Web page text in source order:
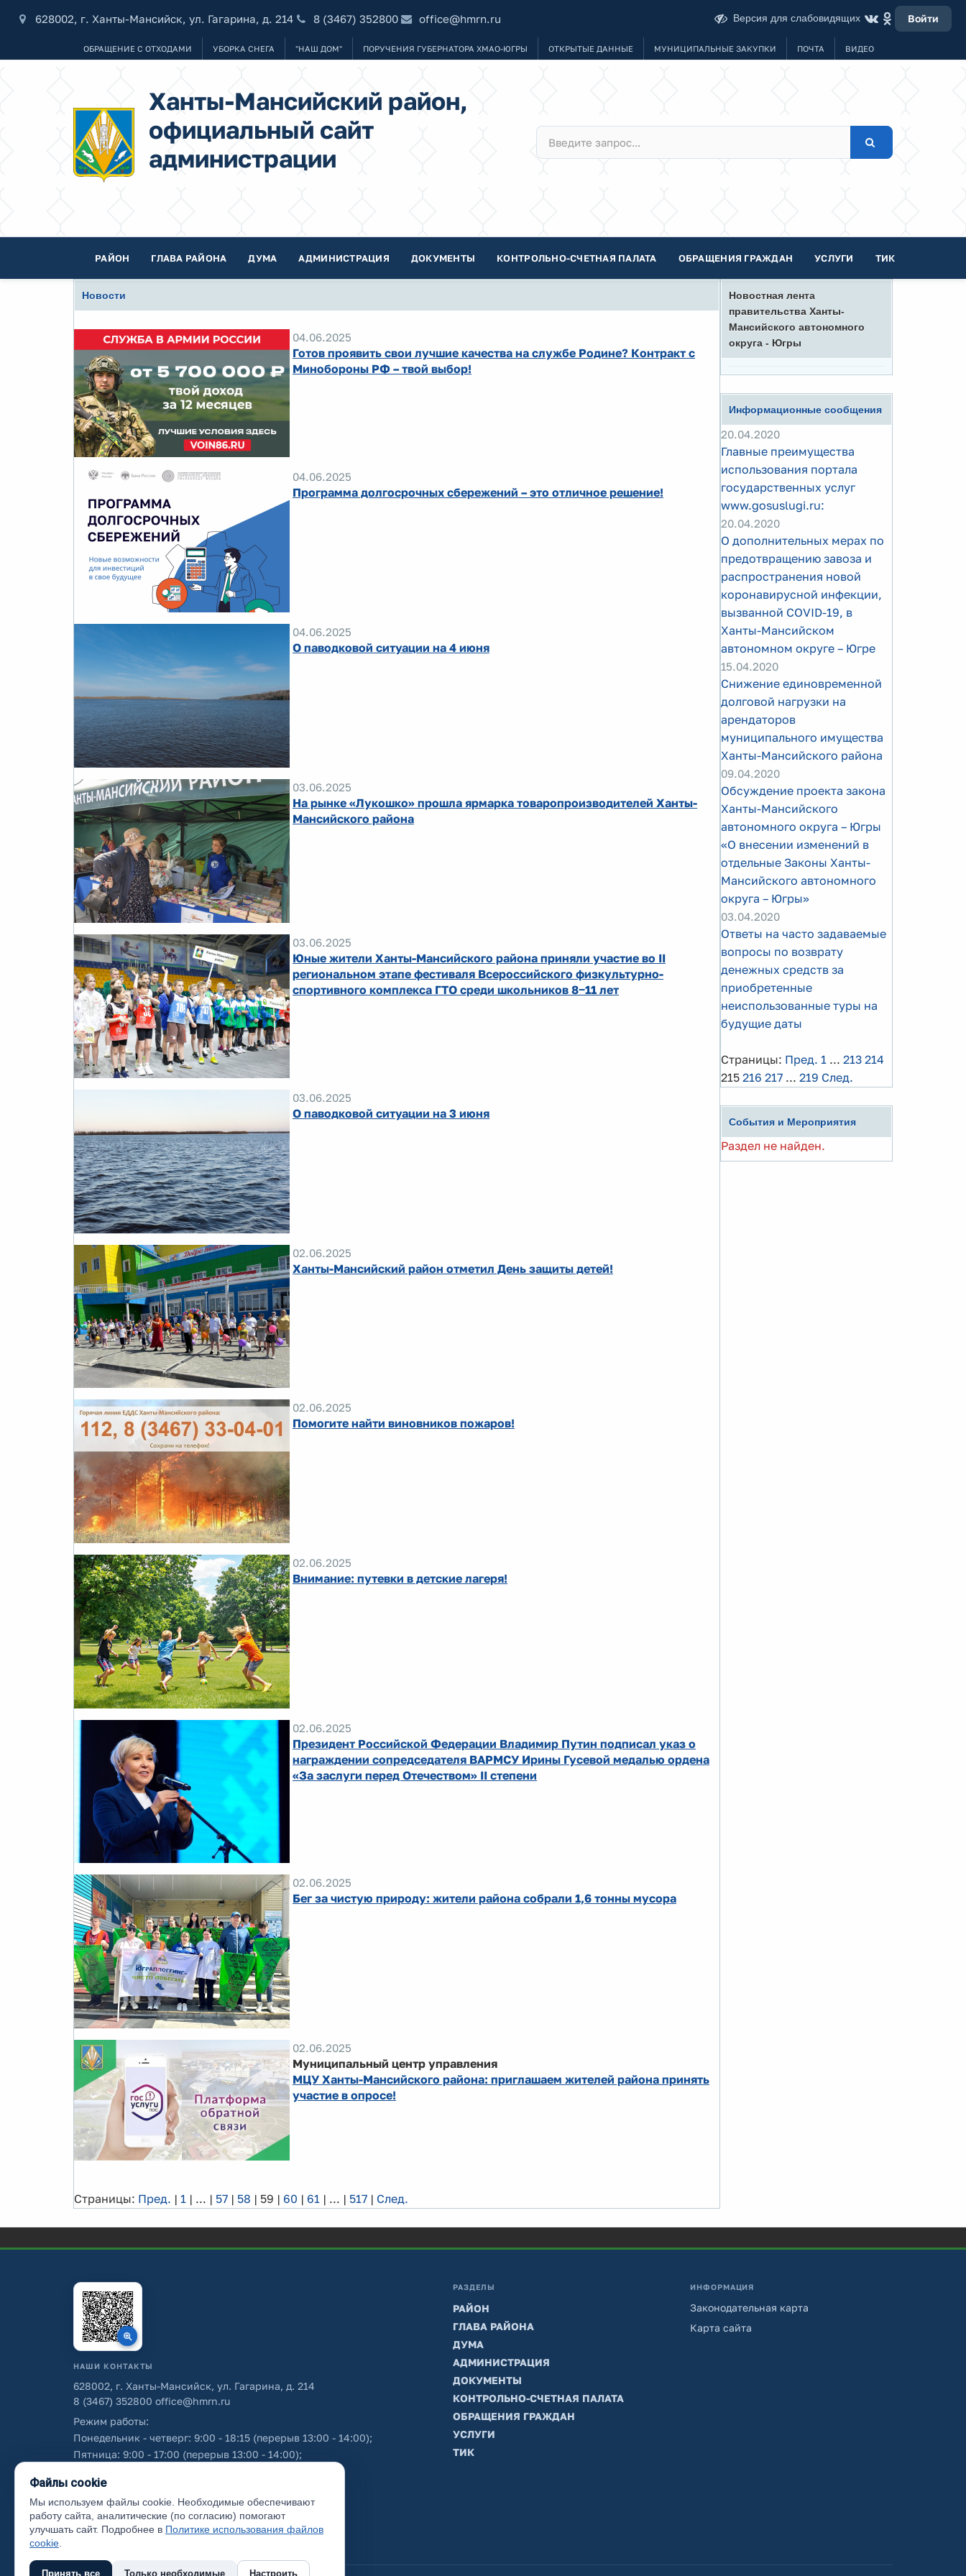
628002, г. Ханты-Мансийск, ул. Гагарина, д. 214 8 (3467) 352800 office@hmrn.ru Версия для слабовидящих Войти
ОБРАЩЕНИЕ С ОТХОДАМИ УБОРКА СНЕГА "НАШ ДОМ" ПОРУЧЕНИЯ ГУБЕРНАТОРА ХМАО-ЮГРЫ ОТКРЫТЫЕ ДАННЫЕ МУНИЦИПАЛЬНЫЕ ЗАКУПКИ ПОЧТА ВИДЕО
Ханты-Мансийский район,
официальный сайт
администрации
РАЙОН ГЛАВА РАЙОНА ДУМА АДМИНИСТРАЦИЯ ДОКУМЕНТЫ КОНТРОЛЬНО-СЧЕТНАЯ ПАЛАТА ОБРАЩЕНИЯ ГРАЖДАН УСЛУГИ ТИК
Новости
04.06.2025
Готов проявить свои лучшие качества на службе Родине? Контракт с
Минобороны РФ – твой выбор!
04.06.2025
Программа долгосрочных сбережений – это отличное решение!
04.06.2025
О паводковой ситуации на 4 июня
03.06.2025
На рынке «Лукошко» прошла ярмарка товаропроизводителей Ханты-
Мансийского района
03.06.2025
Юные жители Ханты-Мансийского района приняли участие во II
региональном этапе фестиваля Всероссийского физкультурно-
спортивного комплекса ГТО среди школьников 8‒11 лет
03.06.2025
О паводковой ситуации на 3 июня
02.06.2025
Ханты-Мансийский район отметил День защиты детей!
02.06.2025
Помогите найти виновников пожаров!
02.06.2025
Внимание: путевки в детские лагеря!
02.06.2025
Президент Российской Федерации Владимир Путин подписал указ о
награждении сопредседателя ВАРМСУ Ирины Гусевой медалью ордена
«За заслуги перед Отечеством» II степени
02.06.2025
Бег за чистую природу: жители района собрали 1,6 тонны мусора
02.06.2025
Муниципальный центр управления
МЦУ Ханты-Мансийского района: приглашаем жителей района принять
участие в опросе!
Страницы: Пред. | 1 | ... | 57 | 58 | 59 | 60 | 61 | ... | 517 | След.
Новостная лента
правительства Ханты-
Мансийского автономного
округа - Югры
Информационные сообщения
20.04.2020
Главные преимущества
использования портала
государственных услуг
www.gosuslugi.ru:
20.04.2020
О дополнительных мерах по
предотвращению завоза и
распространения новой
коронавирусной инфекции,
вызванной COVID-19, в
Ханты-Мансийском
автономном округе – Югре
15.04.2020
Cнижение единовременной
долговой нагрузки на
арендаторов
муниципального имущества
Ханты-Мансийского района
09.04.2020
Обсуждение проекта закона
Ханты-Мансийского
автономного округа – Югры
«О внесении изменений в
отдельные Законы Ханты-
Мансийского автономного
округа – Югры»
03.04.2020
Ответы на часто задаваемые
вопросы по возврату
денежных средств за
приобретенные
неиспользованные туры на
будущие даты
Страницы: Пред. 1 ... 213 214
215 216 217 ... 219 След.
События и Мероприятия
Раздел не найден.
НАШИ КОНТАКТЫ
628002, г. Ханты-Мансийск, ул. Гагарина, д. 214
8 (3467) 352800 office@hmrn.ru
Режим работы:
Понедельник - четверг: 9:00 - 18:15 (перерыв 13:00 - 14:00);
Пятница: 9:00 - 17:00 (перерыв 13:00 - 14:00);
Об использовании персональных данных
РАЗДЕЛЫ
РАЙОН
ГЛАВА РАЙОНА
ДУМА
АДМИНИСТРАЦИЯ
ДОКУМЕНТЫ
КОНТРОЛЬНО-СЧЕТНАЯ ПАЛАТА
ОБРАЩЕНИЯ ГРАЖДАН
УСЛУГИ
ТИК
ИНФОРМАЦИЯ
Законодательная карта
Карта сайта
Файлы cookie
Мы используем файлы cookie. Необходимые обеспечивают
работу сайта, аналитические (по согласию) помогают
улучшать сайт. Подробнее в Политике использования файлов
cookie
Принять все Только необходимые Настроить